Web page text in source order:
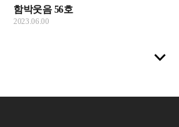
함박웃음 56호
2023.06.00